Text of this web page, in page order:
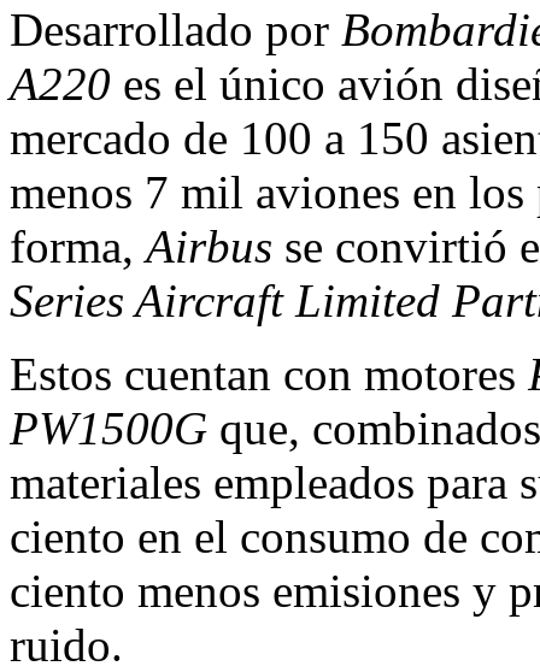
Desarrollado por
A220 es el único avión
mercado de 100 a 150
menos 7 mil aviones en
forma,Airbus se convirtió
Series Aircraft Limited
Estos cuentan con motores
PW1500G que,
materiales empleados para
ciento en el consumo de
ciento menos emisiones y
ruido.